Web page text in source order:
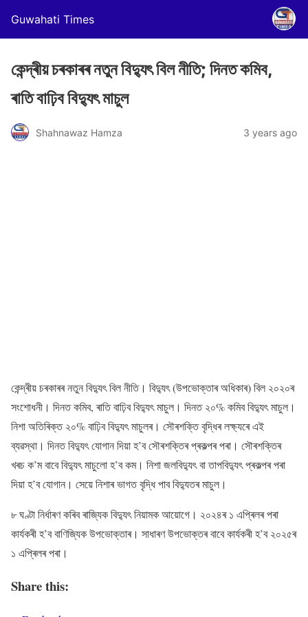
Guwahati Times
কেন্দ্ৰীয় চৰকাৰৰ নতুন বিদ্যুৎ বিল নীতি; দিনত কমিব,
ৰাতি বাঢ়িব বিদ্যুৎ মাচুল
Shahnawaz Hamza 3 years ago
কেন্দ্ৰীয় চৰকাৰৰ নতুন বিদ্যুৎ বিল নীতি। বিদ্যুৎ (উপভোক্তাৰ অধিকাৰ) বিল ২০২০ৰ
সংশোধনী। দিনত কমিব, ৰাতি বাঢ়িব বিদ্যুৎ মাচুল। দিনত ২০% কমিব বিদ্যুৎ মাচুল।
নিশা অতিৰিক্ত ২০% বাঢ়িব বিদ্যুৎ মাচুলৰ। সৌৰশক্তি বৃদ্ধিৰ লক্ষ্যৰে এই
ব্যৱস্থা। দিনত বিদ্যুৎ যোগান দিয়া হ’ব সৌৰশক্তিৰ প্ৰকল্পৰ পৰা। সৌৰশক্তিৰ
খৰচ ক’ম বাবে বিদ্যুৎ মাচুলো হ’ব কম। নিশা জলবিদ্যুৎ বা তাপবিদ্যুৎ প্ৰকল্পৰ পৰা
দিয়া হ’ব যোগান। সেয়ে নিশাৰ ভাগত বৃদ্ধি পাব বিদ্যুতৰ মাচুল।
৮ ঘণ্টা নিৰ্ধাৰণ কৰিব ৰাজ্যিক বিদ্যুৎ নিয়ামক আয়োগে। ২০২৪ৰ ১ এপ্ৰিলৰ পৰা
কাৰ্যকৰী হ’ব বাণিজ্যিক উপভোক্তাৰ। সাধাৰণ উপভোক্তৰ বাবে কাৰ্যকৰী হ’ব ২০২৫ৰ
১ এপ্ৰিলৰ পৰা।
Share this: